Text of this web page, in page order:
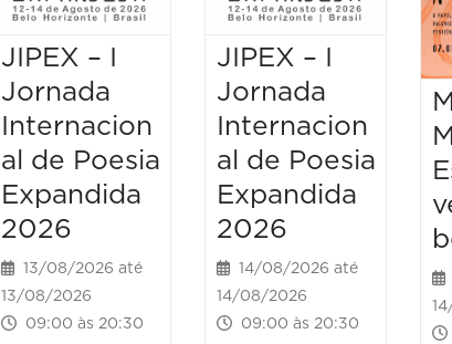
JIPEX – I
Jornada
Internacion
al de Poesia
Expandida
2026
13/08/2026 até
13/08/2026
09:00 às 20:30
JIPEX – I
Jornada
Internacion
al de Poesia
Expandida
2026
14/08/2026 até
14/08/2026
09:00 às 20:30